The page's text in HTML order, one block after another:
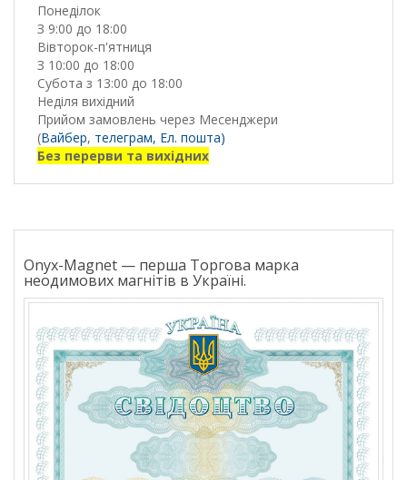
Понеділок
З 9:00 до 18:00
Вівторок-п'ятниця
З 10:00 до 18:00
Субота з 13:00 до 18:00
Неділя вихідний
Прийом замовлень через Месенджери
(Вайбер, телеграм, Ел. пошта)
Без перерви та вихідних
Onyx-Magnet — перша Торгова марка
неодимових магнітів в Україні.